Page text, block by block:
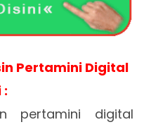
Pertamini Digital
:
pertamini digital